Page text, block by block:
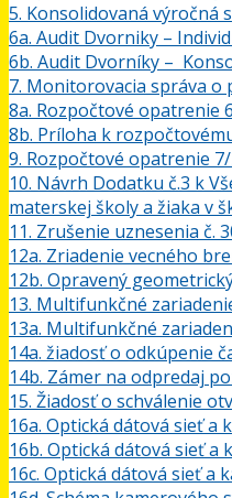
5. Konsolidovaná výročná
6a. Audit Dvorniky –
6b. Audit Dvorníky –
7. Monitorovacia správa o
8a. Rozpočtové opatrenie
8b. Príloha k
9. Rozpočtové opatrenie 7/
10. Návrh Dodatku č.3 k
materskej školy a žiaka v
11. Zrušenie uznesenia č.
12a. Zriadenie vecného
12b. Opravený
13. Multifunkčné
13a. Multifunkčné
14a. žiadosť o odkúpenie
14b. Zámer na odpredaj
15. Žiadosť o schválenie
16a. Optická dátová sieť a
16b. Optická dátová sieť a
16c. Optická dátová sieť a